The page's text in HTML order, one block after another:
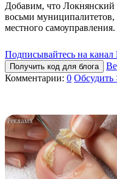
Добавим, что Локнянский
восьми
местного самоуправления.
Подписывайтесь на
Получить код для блога
Комментарии: 0 Обсудить